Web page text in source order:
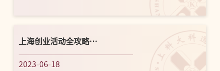
上海创业活动全攻略
（2023.6.19-6.25）
2023-06-18